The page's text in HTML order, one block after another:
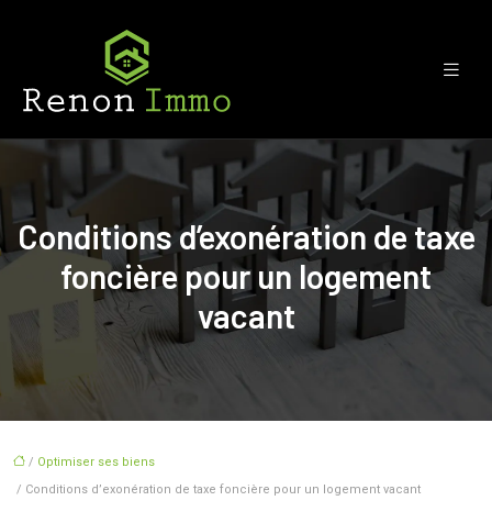
Conditions d’exonération de taxe
foncière pour un logement
vacant
/ Optimiser ses biens
/ Conditions d’exonération de taxe foncière pour un logement vacant